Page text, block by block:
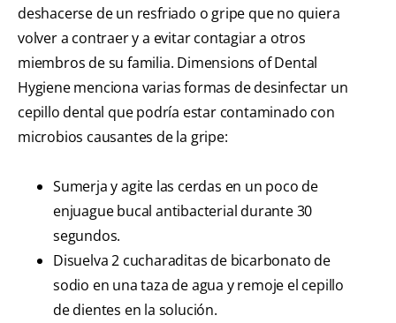
deshacerse de un resfriado o gripe que no quiera
volver a contraer y a evitar contagiar a otros
miembros de su familia. Dimensions of Dental
Hygiene menciona varias formas de desinfectar un
cepillo dental que podría estar contaminado con
microbios causantes de la gripe:
Sumerja y agite las cerdas en un poco de
enjuague bucal antibacterial durante 30
segundos.
Disuelva 2 cucharaditas de bicarbonato de
sodio en una taza de agua y remoje el cepillo
de dientes en la solución.